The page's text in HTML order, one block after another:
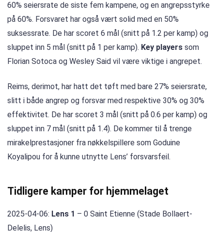
60% seiersrate de siste fem kampene, og en angrepsstyrke
på 60%. Forsvaret har også vært solid med en 50%
suksessrate. De har scoret 6 mål (snitt på 1.2 per kamp) og
sluppet inn 5 mål (snitt på 1 per kamp). Key players som
Florian Sotoca og Wesley Said vil være viktige i angrepet.
Reims, derimot, har hatt det tøft med bare 27% seiersrate,
slitt i både angrep og forsvar med respektive 30% og 30%
effektivitet. De har scoret 3 mål (snitt på 0.6 per kamp) og
sluppet inn 7 mål (snitt på 1.4). De kommer til å trenge
mirakelprestasjoner fra nøkkelspillere som Goduine
Koyalipou for å kunne utnytte Lens’ forsvarsfeil.
Tidligere kamper for hjemmelaget
2025-04-06: Lens 1 – 0 Saint Etienne (Stade Bollaert-
Delelis, Lens)